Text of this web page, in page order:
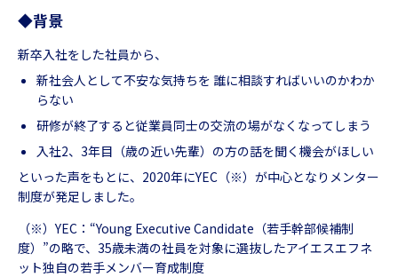
◆背景
新卒入社をした社員から、
新社会人として不安な気持ちを 誰に相談すればいいのかわか
らない
研修が終了すると従業員同士の交流の場がなくなってしまう
入社2、3年目（歳の近い先輩）の方の話を聞く機会がほしい
といった声をもとに、2020年にYEC（※）が中心となりメンター
制度が発足しました。
（※）YEC：“Young Executive Candidate（若手幹部候補制
度）”の略で、35歳未満の社員を対象に選抜したアイエスエフネ
ット独自の若手メンバー育成制度